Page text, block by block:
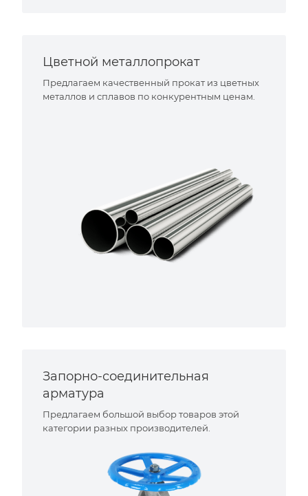
Цветной металлопрокат
Предлагаем качественный прокат из цветных
металлов и сплавов по конкурентным ценам.
Запорно-соединительная
арматура
Предлагаем большой выбор товаров этой
категории разных производителей.